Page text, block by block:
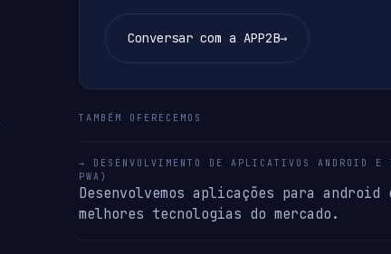
Conversar com a APP2B→
TAMBÉM OFERECEMOS
→ DESENVOLVIMENTO DE APLICATIVOS ANDROID
PWA)
Desenvolvemos aplicações para android
melhores tecnologias do mercado.